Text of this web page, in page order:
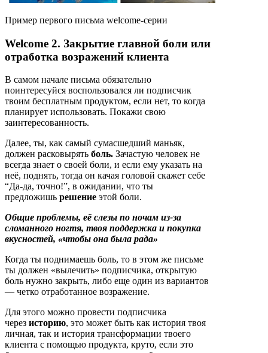
Пример первого письма welcome-серии
Welcome 2. Закрытие главной боли или
отработка возражений клиента
В самом начале письма обязательно
поинтересуйся воспользовался ли подписчик
твоим бесплатным продуктом, если нет, то когда
планирует использовать. Покажи свою
заинтересованность.
Далее, ты, как самый сумасшедший маньяк,
должен расковырять боль. Зачастую человек не
всегда знает о своей боли, и если ему указать на
неё, поднять, тогда он качая головой скажет себе
“Да-да, точно!”, в ожидании, что ты
предложишь решение этой боли.
Общие проблемы, её слезы по ночам из-за
сломанного ногтя, твоя поддержка и покупка
вкусностей, «чтобы она была рада»
Когда ты поднимаешь боль, то в этом же письме
ты должен «вылечить» подписчика, открытую
боль нужно закрыть, либо еще один из вариантов
— четко отработанное возражение.
Для этого можно провести подписчика
через историю, это может быть как история твоя
личная, так и история трансформации твоего
клиента с помощью продукта, круто, если это